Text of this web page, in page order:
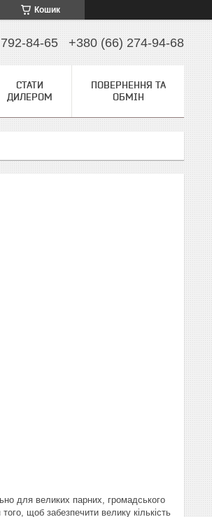
Кошик
84-65 +380 (66) 274-94-68
СТАТИ
ДИЛЕРОМ
ПОВЕРНЕННЯ ТА
ОБМІН
для великих парних, громадського
щоб забезпечити велику кількість